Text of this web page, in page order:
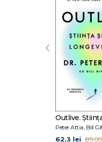
Peter Attia, Bill
62.3 lei
‹